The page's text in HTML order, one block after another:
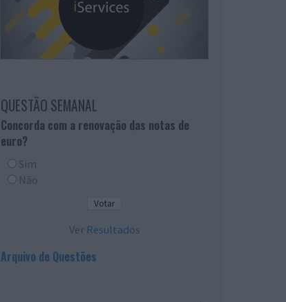
QUESTÃO SEMANAL
Concorda com a renovação das notas de
euro?
Sim
Não
Ver Resultados
Arquivo de Questões